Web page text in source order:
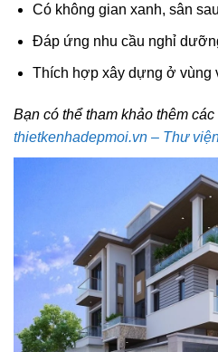
Có không gian xanh, sân
Đáp ứng nhu cầu nghỉ
Thích hợp xây dựng ở vùng
Bạn có thể tham khảo thêm
thietkenhadepmoi.vn – Thư